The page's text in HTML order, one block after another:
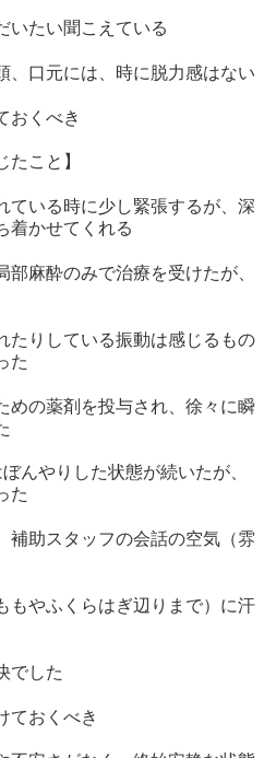
いたい聞こえている
、口元には、時に脱力感はない
おくべき
たこと】
ている時に少し緊張するが、深
着かせてくれる
部麻酔のみで治療を受けたが、
たりしている振動は感じるもの
た
めの薬剤を投与され、徐々に瞬
んやりした状態が続いたが、
た
補助スタッフの会話の空気（雰
もやふくらはぎ辺りまで）に汗
でした
ておくべき